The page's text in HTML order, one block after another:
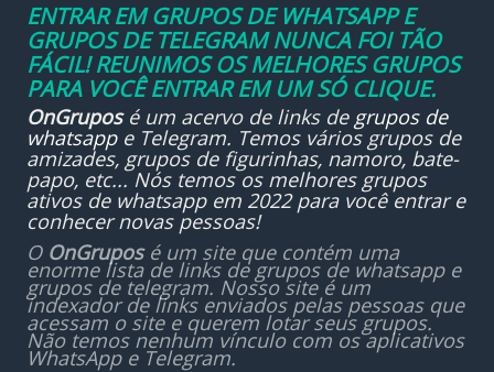
ENTRAR EM GRUPOS DE WHATSAPP E
GRUPOS DE TELEGRAM NUNCA FOI TÃO
FÁCIL! REUNIMOS OS MELHORES GRUPOS
PARA VOCÊ ENTRAR EM UM SÓ CLIQUE.
OnGruposé um acervo de links de grupos de
whatsappe Telegram. Temos vários grupos de
amizades, grupos de figurinhas, namoro, bate-
papo, etc... Nós temos os melhores grupos
ativos de whatsapp em 2022 para você entrar e
conhecer novas pessoas!
O OnGruposé um site que contém uma
enorme lista de links de grupos de whatsapp e
grupos de telegram. Nosso site é um
indexador de links enviados pelas pessoas que
acessam o site e querem lotar seus grupos.
Não temos nenhum vínculo com os aplicativos
WhatsApp e Telegram.